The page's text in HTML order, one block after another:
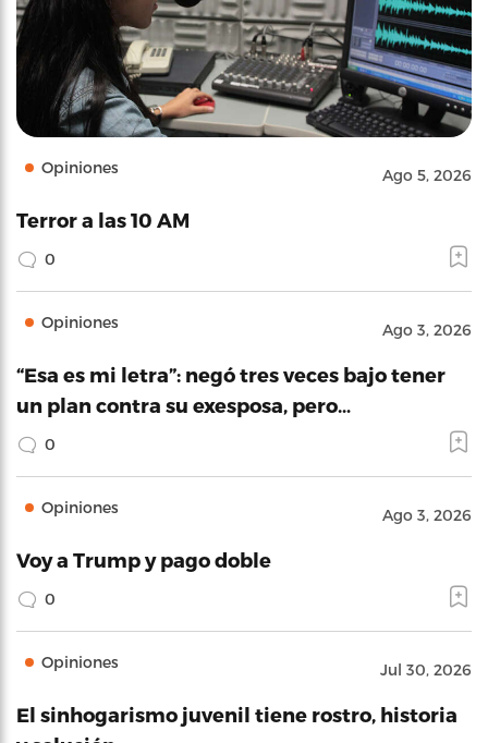
Opiniones Ago 5, 2026
Terror a las 10 AM
0
Opiniones Ago 3, 2026
“Esa es mi letra”: negó tres veces bajo tener
un plan contra su exesposa, pero…
0
Opiniones Ago 3, 2026
Voy a Trump y pago doble
0
Opiniones Jul 30, 2026
El sinhogarismo juvenil tiene rostro, historia